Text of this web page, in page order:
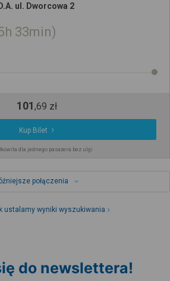
ul. Dworcowa 2
33min
101,69 zł
Kup Bilet
dla jednego pasażera bez ulgi
połączenia
ustalamy wyniki wyszukiwania
do newslettera!